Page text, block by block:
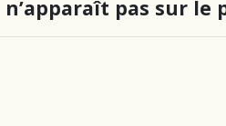
n’apparaît pas sur le